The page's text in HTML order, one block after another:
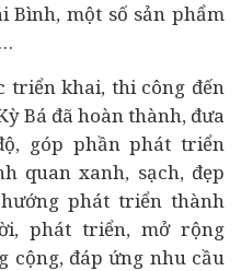
Bình, một số sản phẩm
triển khai, thi công đến
Bá đã hoàn thành, đưa
góp phần phát triển
quan xanh, sạch, đẹp
phát triển thành
phát triển, mở rộng
cộng, đáp ứng nhu cầu